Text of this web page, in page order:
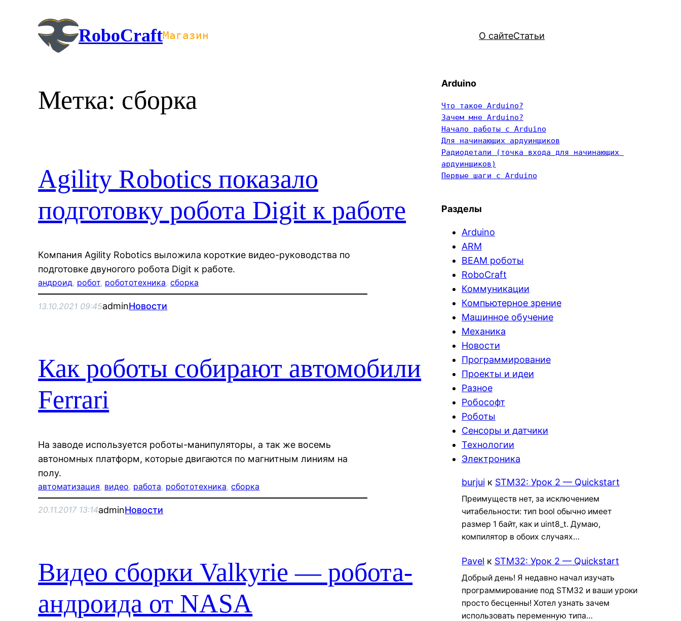
содержимому
RoboCraftМагазин О сайтеСтатьи
Метка: сборка
Agility Robotics показало
подготовку робота Digit к работе
Компания Agility Robotics выложила короткие видео-руководства по
подготовке двуногого робота Digit к работе.
андроид, робот, робототехника, сборка
13.10.2021 09:45adminНовости
Как роботы собирают автомобили
Ferrari
На заводе используется роботы-манипуляторы, а так же восемь
автономных платформ, которые двигаются по магнитным линиям на
полу.
автоматизация, видео, работа, робототехника, сборка
20.11.2017 13:14adminНовости
Видео сборки Valkyrie — робота-
андроида от NASA
Arduino
Что такое Arduino?
Зачем мне Arduino?
Начало работы с Arduino
Для начинающих ардуинщиков
Радиодетали (точка входа для начинающих
ардуинщиков)
Первые шаги с Arduino
Разделы
Arduino
ARM
BEAM роботы
RoboCraft
Коммуникации
Компьютерное зрение
Машинное обучение
Механика
Новости
Программирование
Проекты и идеи
Разное
Робософт
Роботы
Сенсоры и датчики
Технологии
Электроника
burjuiк STM32: Урок 2 — Quickstart
Преимуществ нет, за исключением
читабельности: тип bool обычно имеет
размер 1 байт, как и uint8_t. Думаю,
компилятор в обоих случаях…
Pavel к STM32: Урок 2 — Quickstart
Добрый день! Я недавно начал изучать
программирование под STM32 и ваши уроки
просто бесценны! Хотел узнать зачем
использовать переменную типа…